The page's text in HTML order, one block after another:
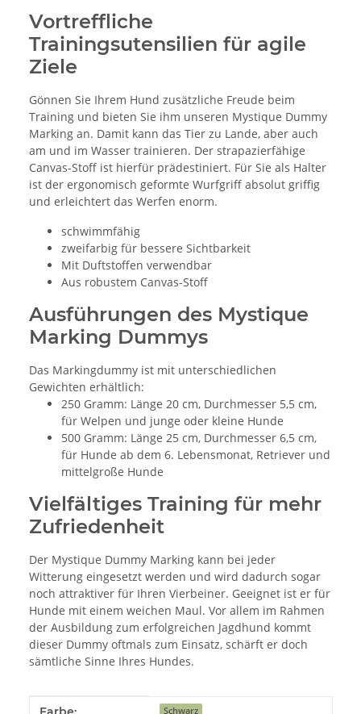
Vortreffliche
Trainingsutensilien für agile
Ziele
Gönnen Sie Ihrem Hund zusätzliche Freude beim
Training und bieten Sie ihm unseren Mystique Dummy
Marking an. Damit kann das Tier zu Lande, aber auch
am und im Wasser trainieren. Der strapazierfähige
Canvas-Stoff ist hierfür prädestiniert. Für Sie als Halter
ist der ergonomisch geformte Wurfgriff absolut griffig
und erleichtert das Werfen enorm.
schwimmfähig
zweifarbig für bessere Sichtbarkeit
Mit Duftstoffen verwendbar
Aus robustem Canvas-Stoff
Ausführungen des Mystique
Marking Dummys
Das Markingdummy ist mit unterschiedlichen
Gewichten erhältlich:
250 Gramm: Länge 20 cm, Durchmesser 5,5 cm,
für Welpen und junge oder kleine Hunde
500 Gramm: Länge 25 cm, Durchmesser 6,5 cm,
für Hunde ab dem 6. Lebensmonat, Retriever und
mittelgroße Hunde
Vielfältiges Training für mehr
Zufriedenheit
Der Mystique Dummy Marking kann bei jeder
Witterung eingesetzt werden und wird dadurch sogar
noch attraktiver für Ihren Vierbeiner. Geeignet ist er für
Hunde mit einem weichen Maul. Vor allem im Rahmen
der Ausbildung zum erfolgreichen Jagdhund kommt
dieser Dummy oftmals zum Einsatz, schärft er doch
sämtliche Sinne Ihres Hundes.
Produkteigenschaft
Wert Schwarz